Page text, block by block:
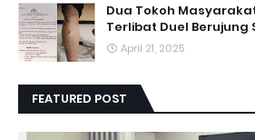
Dua Tokoh
Terlibat Duel Berujung
April 21, 2025
FEATURED POST